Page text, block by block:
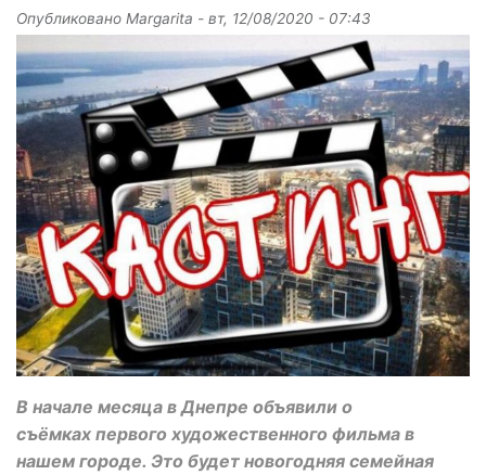
Опубликовано Margarita - вт, 12/08/2020 - 07:43
В начале месяца в Днепре объявили о
съёмках первого художественного фильма в
нашем городе. Это будет новогодняя семейная